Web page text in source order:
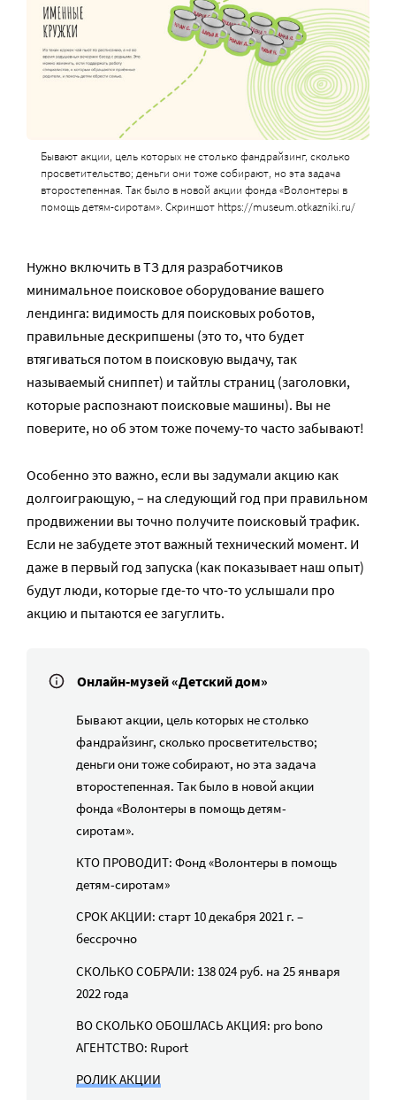
Бывают акции, цель которых не столько фандрайзинг, сколько
просветительство; деньги они тоже собирают, но эта задача
второстепенная. Так было в новой акции фонда «Волонтеры в
помощь детям-сиротам». Скриншот https://museum.otkazniki.ru/
Нужно включить в ТЗ для разработчиков
минимальное поисковое оборудование вашего
лендинга: видимость для поисковых роботов,
правильные дескрипшены (это то, что будет
втягиваться потом в поисковую выдачу, так
называемый сниппет) и тайтлы страниц (заголовки,
которые распознают поисковые машины). Вы не
поверите, но об этом тоже почему-то часто забывают!
Особенно это важно, если вы задумали акцию как
долгоиграющую, – на следующий год при правильном
продвижении вы точно получите поисковый трафик.
Если не забудете этот важный технический момент. И
даже в первый год запуска (как показывает наш опыт)
будут люди, которые где-то что-то услышали про
акцию и пытаются ее загуглить.
Онлайн-музей «Детский дом»
Бывают акции, цель которых не столько
фандрайзинг, сколько просветительство;
деньги они тоже собирают, но эта задача
второстепенная. Так было в новой акции
фонда «Волонтеры в помощь детям-
сиротам».
КТО ПРОВОДИТ: Фонд «Волонтеры в помощь
детям-сиротам»
СРОК АКЦИИ: старт 10 декабря 2021 г. –
бессрочно
СКОЛЬКО СОБРАЛИ: 138 024 руб. на 25 января
2022 года
ВО СКОЛЬКО ОБОШЛАСЬ АКЦИЯ: pro bono
АГЕНТСТВО: Ruport
РОЛИК АКЦИИ